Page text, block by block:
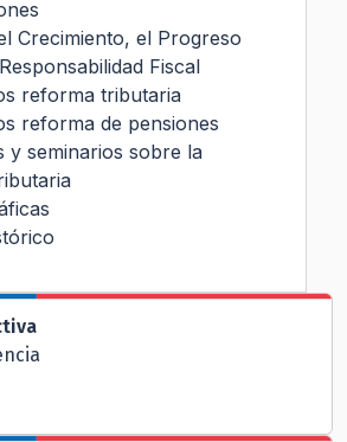
Crecimiento, el Progreso
Fiscal
reforma tributaria
reforma de pensiones
y seminarios sobre la